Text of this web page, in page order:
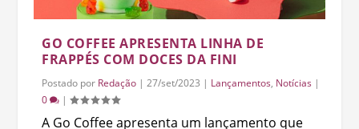
GO COFFEE APRESENTA LINHA DE
FRAPPÉS COM DOCES DA FINI
Postado por Redação |27/set/2023 | Lançamentos, Notícias |
0
|
A Go Coffee apresenta um lançamento que